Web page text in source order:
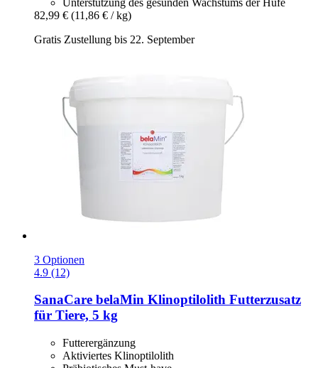
82,99 € (11,86 € / kg)
Gratis Zustellung bis 22. September
3 Optionen
4.9 (12)
SanaCare belaMin Klinoptilolith Futterzusatz
für Tiere, 5 kg
Futterergänzung
Aktiviertes Klinoptilolith